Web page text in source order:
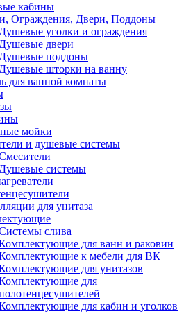
кабины
Ограждения, Двери, Поддоны
Душевые уголки и ограждения
Душевые двери
Душевые поддоны
Душевые шторки на ванну
для ванной комнаты
мойки
и душевые системы
Душевые системы
для унитаза
слива
для ванн и раковин
к мебели для ВК
для унитазов
для
для кабин и уголков